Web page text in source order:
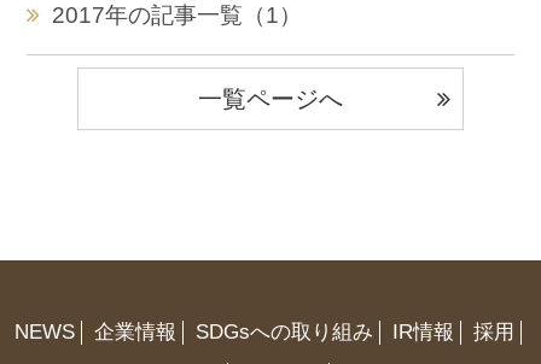
2017年の記事一覧（1）
一覧ページへ
NEWS 企業情報 SDGsへの取り組み IR情報
採用